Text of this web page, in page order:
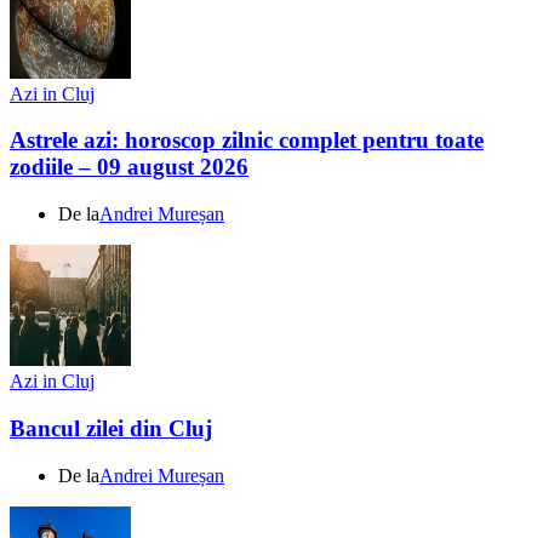
Azi in Cluj
Astrele azi: horoscop zilnic complet pentru toate
zodiile – 09 august 2026
De laAndrei Mureșan
Azi in Cluj
Bancul zilei din Cluj
De laAndrei Mureșan